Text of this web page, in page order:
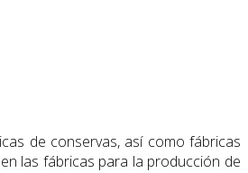
de conservas, así como fábricas
las fábricas para la producción de